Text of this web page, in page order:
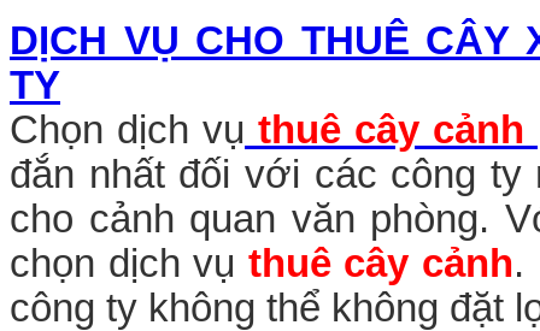
DỊCH VỤ CHO THUÊ CÂY
TY
Chọn dịch vụ thuê cây cảnh
đắn nhất đối với các công
cho cảnh quan văn phòng.
chọn dịch vụ thuê cây cảnh.
công ty không thể không đặt